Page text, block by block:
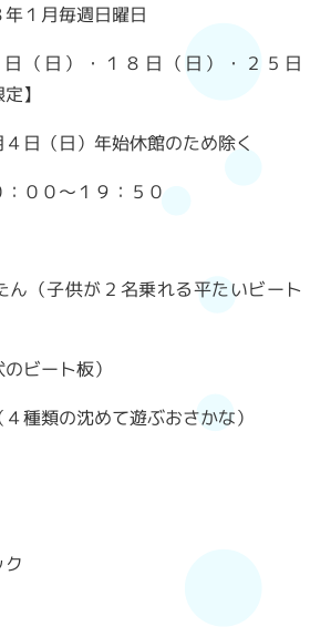
１月毎週日曜日
・１８日（日）・２５日
】
）年始休館のため除く
００～１９：５０
ん（子供が２名乗れる平たいビート
ビート板）
種類の沈めて遊ぶおさかな）
ク